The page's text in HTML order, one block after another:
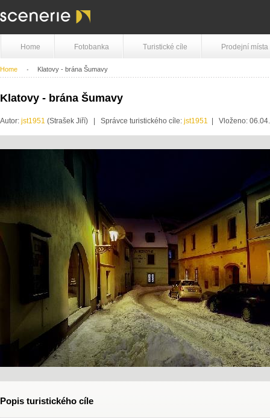
Home Fotobanka Turistické cíle Prodejní místa
Home Klatovy - brána Šumavy
Klatovy - brána Šumavy
Autor: jst1951 (Strašek Jiří) | Správce turistického cíle: jst1951 | Vloženo:
Popis turistického cíle